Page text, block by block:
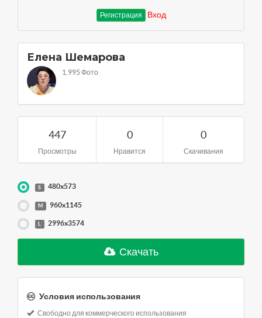
Регистрация Вход
Елена Шемарова
1,995 Фото
447
Просмотры
0
Нравится
0
Скачивания
S 480x573
M 960x1145
L 2996x3574
Скачать
Условия использования
Свободно для коммерческого использования